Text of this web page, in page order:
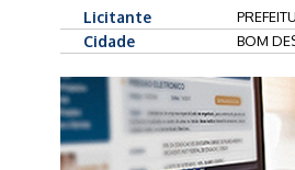
Licitante
Cidade BOM